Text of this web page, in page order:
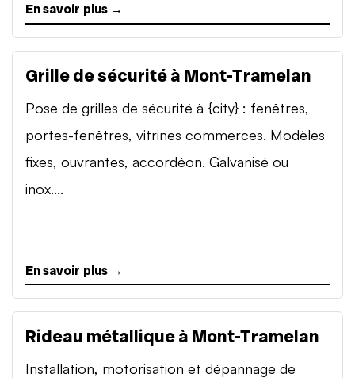
En savoir plus →
Grille de sécurité à Mont-Tramelan
Pose de grilles de sécurité à {city} : fenêtres,
portes-fenêtres, vitrines commerces. Modèles
fixes, ouvrantes, accordéon. Galvanisé ou
inox....
En savoir plus →
Rideau métallique à Mont-Tramelan
Installation, motorisation et dépannage de